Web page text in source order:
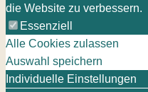
die Website zu verbessern.
Essenziell
Alle Cookies zulassen
Auswahl speichern
Individuelle Einstellungen